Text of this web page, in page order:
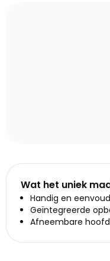
Wat het uniek
Handig en
Geïntegreerde
Afneembare